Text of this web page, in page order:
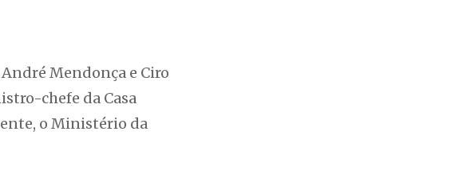
Mendonça e Ciro
chefe da Casa
o Ministério da